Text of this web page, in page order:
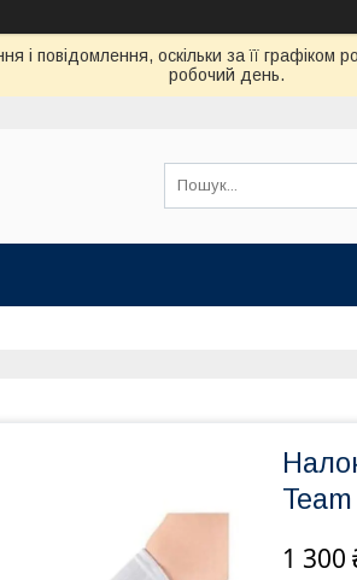
повідомлення, оскільки за її
робочий день.
1 300